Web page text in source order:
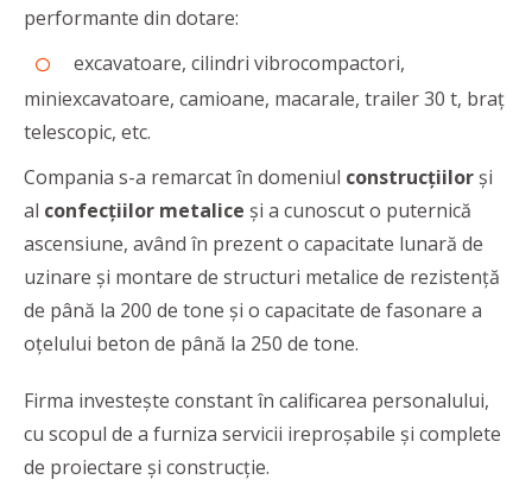
performante din dotare:
excavatoare, cilindri vibrocompactori,
miniexcavatoare, camioane, macarale, trailer 30 t, braț
telescopic, etc.
Compania s-a remarcat în domeniul construcțiilor și
al confecțiilor metalice și a cunoscut o puternică
ascensiune, având în prezent o capacitate lunară de
uzinare și montare de structuri metalice de rezistență
de până la 200 de tone și o capacitate de fasonare a
oțelului beton de până la 250 de tone.
Firma investește constant în calificarea personalului,
cu scopul de a furniza servicii ireproșabile și complete
de proiectare și construcție.